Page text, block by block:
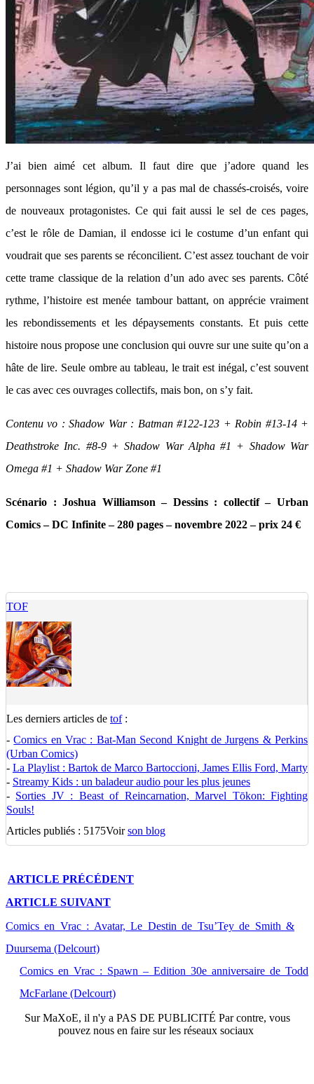
J’ai bien aimé cet album. Il faut dire que j’adore quand les
personnages sont légion, qu’il y a pas mal de chassés-croisés, voire
de nouveaux protagonistes. Ce qui fait aussi le sel de ces pages,
c’est le rôle de Damian, il endosse ici le costume d’un enfant qui
voudrait que ses parents se réconcilient. C’est assez touchant de voir
cette trame classique de la relation d’un ado avec ses parents. Côté
rythme, l’histoire est menée tambour battant, on apprécie vraiment
les rebondissements et les dépaysements constants. Et puis cette
histoire nous propose une conclusion qui ouvre sur une suite qu’on a
hâte de lire. Seule ombre au tableau, le trait est inégal, c’est souvent
le cas avec ces ouvrages collectifs, mais bon, on s’y fait.
Contenu vo : Shadow War : Batman #122-123 + Robin #13-14 +
Deathstroke Inc. #8-9 + Shadow War Alpha #1 + Shadow War
Omega #1 + Shadow War Zone #1
Scénario : Joshua Williamson – Dessins : collectif – Urban
Comics – DC Infinite – 280 pages – novembre 2022 – prix 24 €
TOF
Les derniers articles de tof:
-Comics en Vrac : Bat-Man Second Knight de Jurgens & Perkins
(Urban Comics)
- La Playlist : Bartok de Marco Bartoccioni, James Ellis Ford, Marty
- Streamy Kids : un baladeur audio pour les plus jeunes
- Sorties JV : Beast of Reincarnation, Marvel Tōkon: Fighting
Souls!
Articles publiés : 5175Voirson blog
ARTICLE PRÉCÉDENT
ARTICLE SUIVANT
Comics en Vrac : Avatar, Le Destin de Tsu’Tey de Smith &
Duursema (Delcourt)
Comics en Vrac : Spawn – Edition 30e anniversaire de Todd
McFarlane (Delcourt)
SurMaXoE, il n'y a PAS DE PUBLICITÉ Par contre, vous
pouvez nous en faire sur les réseaux sociaux